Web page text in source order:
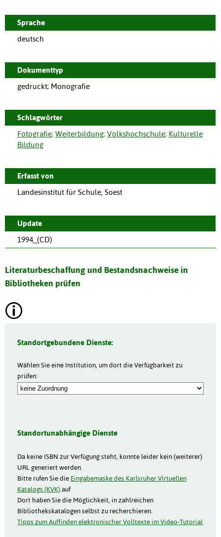
Sprache
deutsch
Dokumenttyp
gedruckt; Monografie
Schlagwörter
Fotografie; Weiterbildung; Volkshochschule; Kulturelle
Bildung
Erfasst von
Landesinstitut für Schule, Soest
Update
1994_(CD)
Literaturbeschaffung und Bestandsnachweise in
Bibliotheken prüfen
Standortgebundene Dienste:
Wählen Sie eine Institution, um dort die Verfügbarkeit zu
prüfen:
Standortunabhängige Dienste
Da keine ISBN zur Verfügung steht, konnte leider kein (weiterer)
URL generiert werden.
Bitte rufen Sie die Eingabemaske des Karlsruher Virtuellen
Katalogs (KVK)auf
Dort haben Sie die Möglichkeit, in zahlreichen
Bibliothekskatalogen selbst zu recherchieren.
Tipps zum Auffinden elektronischer Volltexte im Video-Tutorial